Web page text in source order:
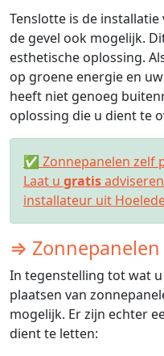
Tenslotte is de
de gevel ook mogelijk.
esthetische oplossing.
op groene energie en
heeft niet genoeg
oplossing die u dient te
✅ Zonnepanelen zelf
Laat u gratis
installateur uit
⇒ Zonnepanelen
In tegenstelling tot wat
plaatsen van
mogelijk. Er zijn echter
dient te letten: